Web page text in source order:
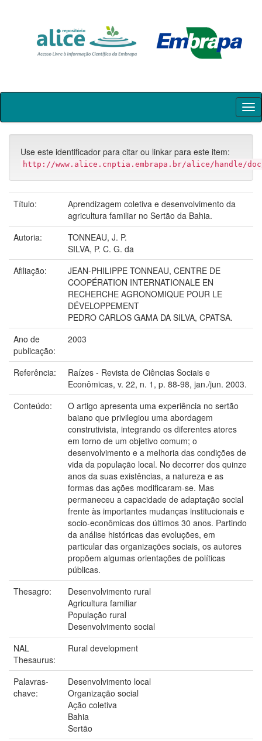
Skip
Use este identificador para citar ou linkar para este item:
http://www.alice.cnptia.embrapa.br/alice/handle/
Título:
Aprendizagem coletiva e desenvolvimento da
agricultura familiar no Sertão da Bahia.
Autoria:
TONNEAU, J. P.
SILVA, P. C. G. da
Afiliação:
JEAN-PHILIPPE TONNEAU, CENTRE DE
COOPÉRATION INTERNATIONALE EN
RECHERCHE AGRONOMIQUE POUR LE
DÉVELOPPEMENT
PEDRO CARLOS GAMA DA SILVA, CPATSA.
Ano de
publicação:
2003
Referência:
Raízes - Revista de Ciências Sociais e
Econômicas, v. 22, n. 1, p. 88-98, jan./jun. 2003.
Conteúdo:
O artigo apresenta uma experiência no sertão
baiano que privilegiou uma abordagem
construtivista, integrando os diferentes atores
em torno de um objetivo comum; o
desenvolvimento e a melhoria das condições de
vida da população local. No decorrer dos quinze
anos da suas existências, a natureza e as
formas das ações modificaram-se. Mas
permaneceu a capacidade de adaptação social
frente às importantes mudanças institucionais e
socio-econômicas dos últimos 30 anos. Partindo
da análise históricas das evoluções, em
particular das organizações sociais, os autores
propõem algumas orientações de políticas
públicas.
Thesagro:
Desenvolvimento rural
Agricultura familiar
População rural
Desenvolvimento social
NAL
Thesaurus:
Rural development
Palavras-
chave:
Desenvolvimento local
Organização social
Ação coletiva
Bahia
Sertão